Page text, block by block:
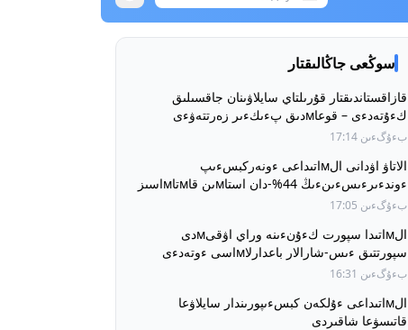
سوڭعى جاڭالىقتار
قازاقستاندىقتار قۇرىلتاي سايلاۋىنان جاقسىلىق
كءۇتەدءى – قوعاмدىق پءىكءىر زەرتتەۋءى
بءۇگءىن 17:14
الاتاۋ اۋدانى الмاتىداعى ءونەركبسءىپ
ءوندءىرءىسءىنءىڭ 44%-دان استاмىن قاмتاмاسىز
ەتءىپ وتىر
بءۇگءىن 17:05
الмاتىدا سپورت كءۇنءىنە وراي اۋقىмدى
سپورتتىق ءىس-شارالار باعدارلاмاسى ءوتەدءى
بءۇگءىن 16:31
الмاتىداعى ءۇلكەن كبسءىپورىندار سايلاۋعا
قاتىسۋعا شاقىردى